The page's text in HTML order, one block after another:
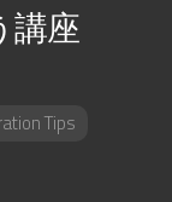
講座
Tips